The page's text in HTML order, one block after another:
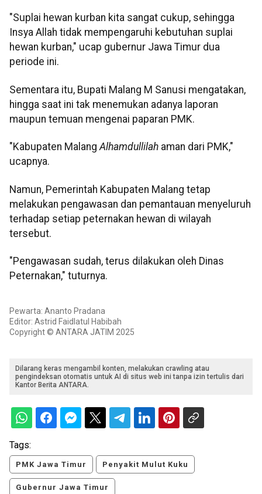
"Suplai hewan kurban kita sangat cukup, sehingga
Insya Allah tidak mempengaruhi kebutuhan suplai
hewan kurban," ucap gubernur Jawa Timur dua
periode ini.
Sementara itu, Bupati Malang M Sanusi mengatakan,
hingga saat ini tak menemukan adanya laporan
maupun temuan mengenai paparan PMK.
"Kabupaten MalangAlhamdullilah aman dari PMK,"
ucapnya.
Namun, Pemerintah Kabupaten Malang tetap
melakukan pengawasan dan pemantauan menyeluruh
terhadap setiap peternakan hewan di wilayah
tersebut.
"Pengawasan sudah, terus dilakukan oleh Dinas
Peternakan," tuturnya.
Pewarta: Ananto Pradana
Editor: Astrid Faidlatul Habibah
Copyright © ANTARA JATIM 2025
Dilarang keras mengambil konten, melakukan crawling atau
pengindeksan otomatis untuk AI di situs web ini tanpa izin tertulis dari
Kantor Berita ANTARA.
Tags:
PMK Jawa Timur Penyakit Mulut Kuku
Gubernur Jawa Timur